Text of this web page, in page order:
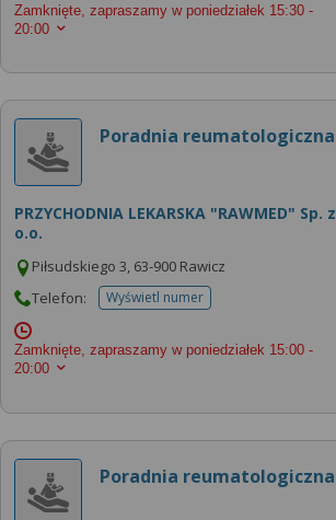
Zamknięte, zapraszamy w poniedziałek 15:30 -
20:00
Poradnia reumatologiczna
PRZYCHODNIA LEKARSKA "RAWMED" Sp. z
o.o.
Piłsudskiego 3, 63-900 Rawicz
Telefon:
Wyświetl numertelefonu do placowki
Zamknięte, zapraszamy w poniedziałek 15:00 -
20:00
Poradnia reumatologiczna